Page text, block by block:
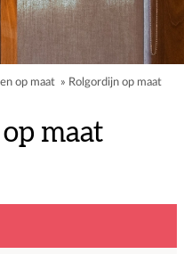
op maat » Rolgordijn op maat
maat